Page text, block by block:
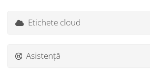
Etichete cloud
Asistență